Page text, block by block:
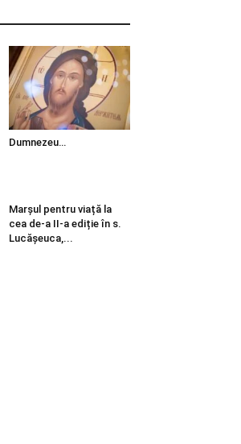
Dumnezeu…
Marșul pentru viață la
cea de-a II-a ediție în s.
Lucășeuca,...